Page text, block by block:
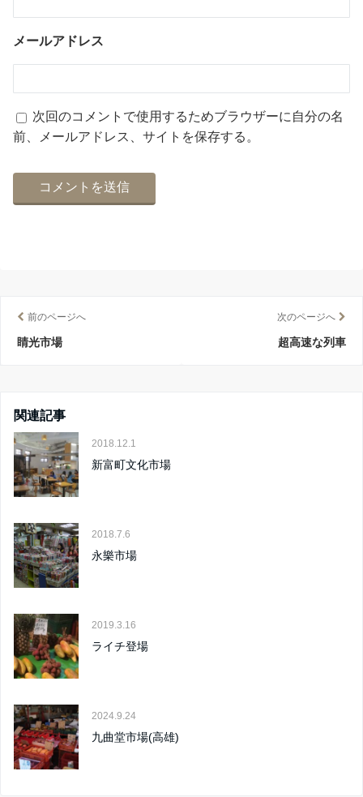
メールアドレス
次回のコメントで使用するためブラウザーに自分の名
前、メールアドレス、サイトを保存する。
前のページへ
睛光市場
次のページへ
超高速な列車
関連記事
2018.12.1
新富町文化市場
2018.7.6
永樂市場
2019.3.16
ライチ登場
2024.9.24
九曲堂市場(高雄)